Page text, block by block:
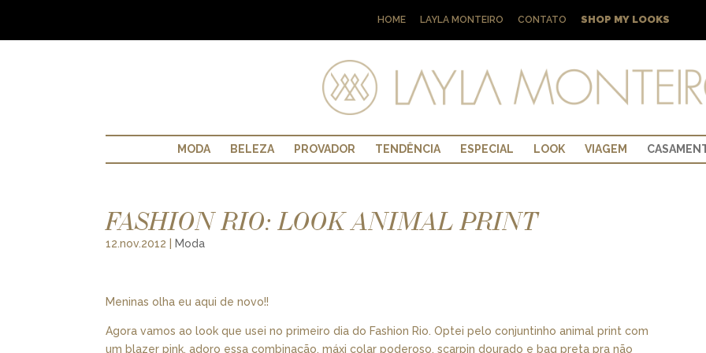
HOME LAYLA MONTEIRO CONTATO SHOP MY LOOKS
MODA BELEZA PROVADOR TENDÊNCIA ESPECIAL LOOK VIAGEM
FASHION RIO: LOOK ANIMAL PRINT
12.nov.2012 Moda
Meninas olha eu aqui de novo!!
Agora vamos ao look que usei no primeiro dia do Fashion Rio. Optei pelo conjuntinho animal print com
um blazer pink, adoro essa combinação, máxi colar poderoso, scarpin dourado e bag preta pra não